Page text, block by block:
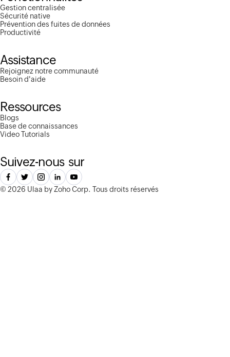
Gestion centralisée
Sécurité native
Prévention des fuites de données
Productivité
Assistance
Rejoignez notre communauté
Besoin d'aide
Ressources
Blogs
Base de connaissances
Video Tutorials
Suivez-nous sur
© 2026 Ulaa by Zoho Corp. Tous droits réservés